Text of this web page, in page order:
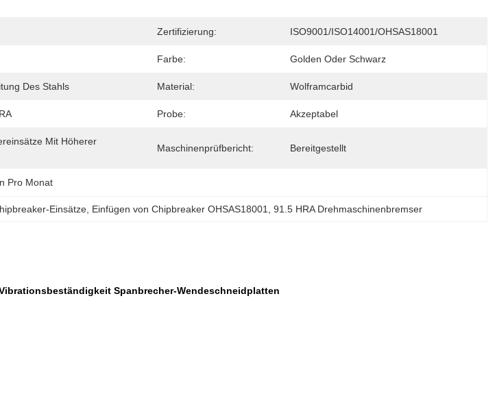
Zertifizierung: ISO9001/ISO14001/OHSAS18001
Farbe: Golden Oder Schwarz
Des Stahls Material: Wolframcarbid
Probe: Akzeptabel
Mit Höherer
Maschinenprüfbericht: Bereitgestellt
Pro Monat
Einsätze, Einfügen von Chipbreaker OHSAS18001 91.5 HRA Drehmaschinenbremser
Spanbrecher-Wendeschneidplatten